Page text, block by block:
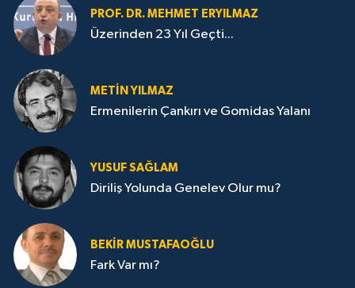
PROF. DR. MEHMET ERYILMAZ
Üzerinden 23 Yıl Geçti...
METIN YILMAZ
Ermenilerin Çankırı ve Gomidas Yalanı
YUSUF SAĞLAM
Diriliş Yolunda Genelev Olur mu?
BEKIR MUSTAFAOĞLU
Fark Var mı?